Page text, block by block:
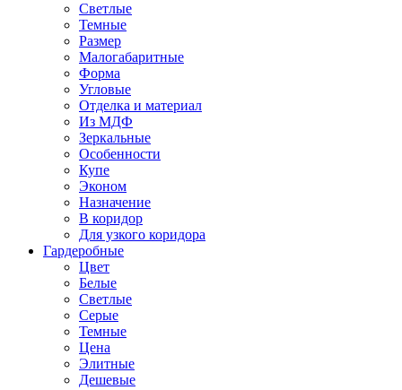
Светлые
Темные
Размер
Малогабаритные
Форма
Угловые
Отделка и материал
Из МДФ
Зеркальные
Особенности
Купе
Эконом
Назначение
В коридор
Для узкого коридора
Гардеробные
Цвет
Белые
Светлые
Серые
Темные
Цена
Элитные
Дешевые